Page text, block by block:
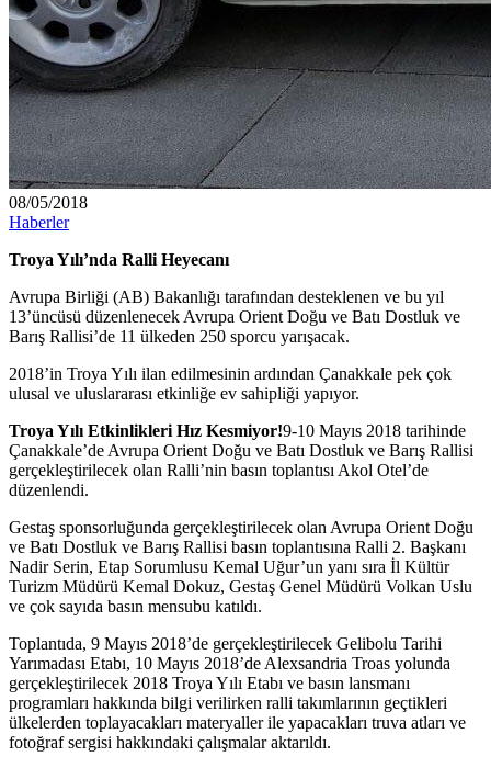
08/05/2018
Haberler
Troya Yılı’nda Ralli Heyecanı
Avrupa Birliği (AB) Bakanlığı tarafından desteklenen ve bu yıl
13’üncüsü düzenlenecek Avrupa Orient Doğu ve Batı Dostluk ve
Barış Rallisi’de 11 ülkeden 250 sporcu yarışacak.
2018’in Troya Yılı ilan edilmesinin ardından Çanakkale pek çok
ulusal ve uluslararası etkinliğe ev sahipliği yapıyor.
Troya Yılı Etkinlikleri Hız Kesmiyor!9-10 Mayıs 2018 tarihinde
Çanakkale’de Avrupa Orient Doğu ve Batı Dostluk ve Barış Rallisi
gerçekleştirilecek olan Ralli’nin basın toplantısı Akol Otel’de
düzenlendi.
Gestaş sponsorluğunda gerçekleştirilecek olan Avrupa Orient Doğu
ve Batı Dostluk ve Barış Rallisi basın toplantısına Ralli 2. Başkanı
Nadir Serin, Etap Sorumlusu Kemal Uğur’un yanı sıra İl Kültür
Turizm Müdürü Kemal Dokuz, Gestaş Genel Müdürü Volkan Uslu
ve çok sayıda basın mensubu katıldı.
Toplantıda, 9 Mayıs 2018’de gerçekleştirilecek Gelibolu Tarihi
Yarımadası Etabı, 10 Mayıs 2018’de Alexsandria Troas yolunda
gerçekleştirilecek 2018 Troya Yılı Etabı ve basın lansmanı
programları hakkında bilgi verilirken ralli takımlarının geçtikleri
ülkelerden toplayacakları materyaller ile yapacakları truva atları ve
fotoğraf sergisi hakkındaki çalışmalar aktarıldı.